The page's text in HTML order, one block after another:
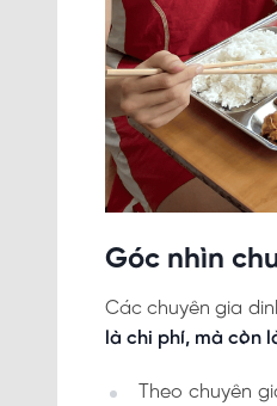
Góc nhìn
Các chuyên gia
là chi phí, mà còn
Theo chuyên